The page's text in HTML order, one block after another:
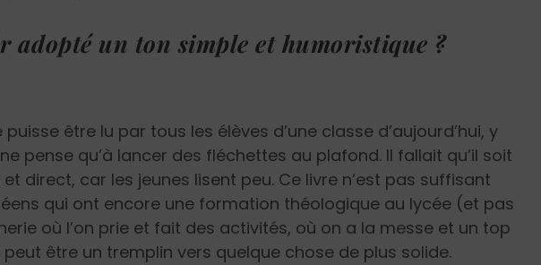
adopté un ton simple et humoristique ?
être lu par tous les élèves d’une classe d’aujourd’hui, y
pense qu’à lancer des fléchettes au plafond. Il fallait qu’il soit
direct, car les jeunes lisent peu. Ce livre n’est pas suffisant
qui ont encore une formation théologique au lycée (et pas
où l’on prie et fait des activités, où on a la messe et un top
être un tremplin vers quelque chose de plus solide.